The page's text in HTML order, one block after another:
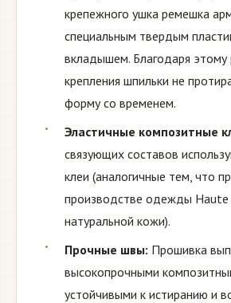
крепежного ушка ремешка
специальным твердым
вкладышем. Благодаря
крепления шпильки не
форму со временем.
Эластичные композитные
связующих составов
клеи (аналогичные тем, что
производстве одежды Haute
натуральной кожи).
Прочные швы: Прошивка
высокопрочными
устойчивыми к истиранию и